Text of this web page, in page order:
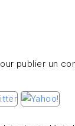
publier un